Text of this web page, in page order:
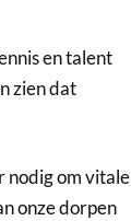
en talent
zien dat
nodig om vitale
onze dorpen